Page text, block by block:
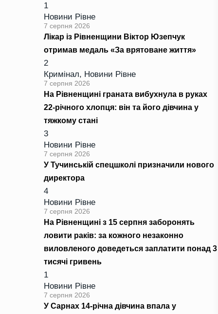
1
Новини Рівне
7 серпня 2026
Лікар із Рівненщини Віктор Юзепчук
отримав медаль «За врятоване життя»
2
Кримінал, Новини Рівне
7 серпня 2026
На Рівненщині граната вибухнула в руках
22-річного хлопця: він та його дівчина у
тяжкому стані
3
Новини Рівне
7 серпня 2026
У Тучинській спецшколі призначили нового
директора
4
Новини Рівне
7 серпня 2026
На Рівненщині з 15 серпня заборонять
ловити раків: за кожного незаконно
виловленого доведеться заплатити понад 3
тисячі гривень
1
Новини Рівне
7 серпня 2026
У Сарнах 14-річна дівчина впала у